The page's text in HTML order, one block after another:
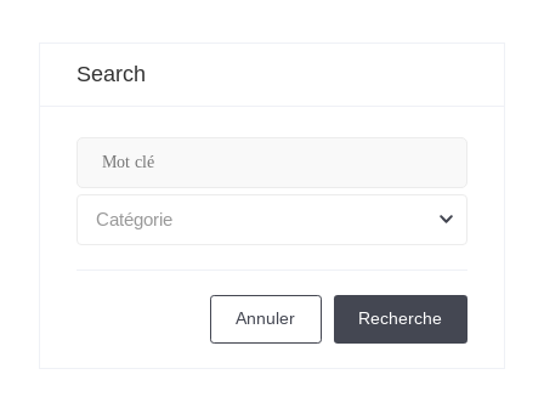
Search
Catégorie
Annuler Recherche